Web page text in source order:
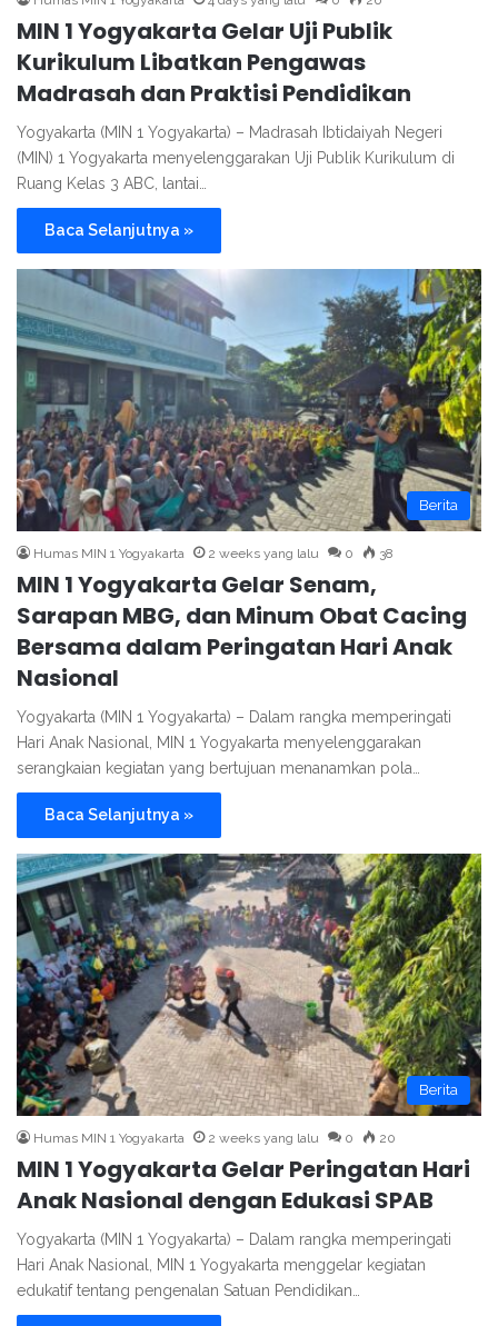
MIN 1 Yogyakarta Gelar Uji Publik
Kurikulum Libatkan Pengawas
Madrasah dan Praktisi Pendidikan
Yogyakarta (MIN 1 Yogyakarta) – Madrasah Ibtidaiyah Negeri
(MIN) 1 Yogyakarta menyelenggarakan Uji Publik Kurikulum di
Ruang Kelas 3 ABC, lantai…
Baca Selanjutnya »
Berita
Humas MIN 1 Yogyakarta 2 weeks yang lalu 0 38
MIN 1 Yogyakarta Gelar Senam,
Sarapan MBG, dan Minum Obat Cacing
Bersama dalam Peringatan Hari Anak
Nasional
Yogyakarta (MIN 1 Yogyakarta) – Dalam rangka memperingati
Hari Anak Nasional, MIN 1 Yogyakarta menyelenggarakan
serangkaian kegiatan yang bertujuan menanamkan pola…
Baca Selanjutnya »
Berita
Humas MIN 1 Yogyakarta 2 weeks yang lalu 0 20
MIN 1 Yogyakarta Gelar Peringatan Hari
Anak Nasional dengan Edukasi SPAB
Yogyakarta (MIN 1 Yogyakarta) – Dalam rangka memperingati
Hari Anak Nasional, MIN 1 Yogyakarta menggelar kegiatan
edukatif tentang pengenalan Satuan Pendidikan…